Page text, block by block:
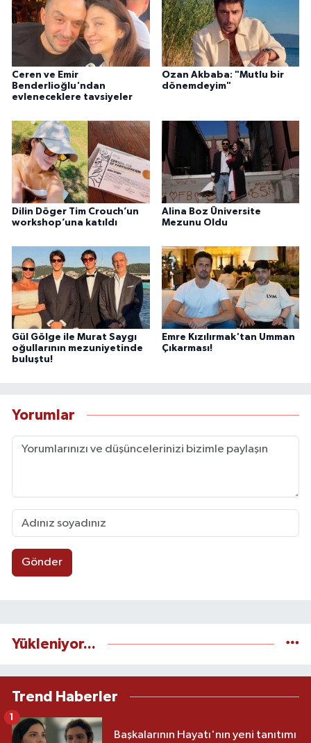
Ceren ve Emir
Benderlioğlu'ndan
evleneceklere tavsiyeler
Ozan Akbaba: "Mutlu bir
dönemdeyim"
Dilin Döger Tim Crouch’un
workshop’una katıldı
Alina Boz Üniversite
Mezunu Oldu
Gül Gölge ile Murat Saygı
oğullarının mezuniyetinde
buluştu!
Emre Kızılırmak'tan Umman
Çıkarması!
Yorumlar
Gönder
Yükleniyor...
Trend Haberler
Başkalarının Hayatı'nın yeni tanıtımı
1